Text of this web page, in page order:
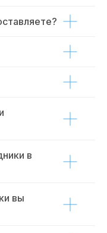
в
вы